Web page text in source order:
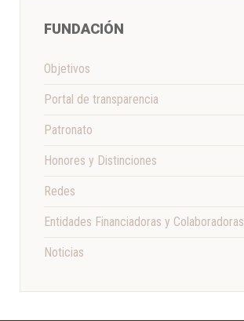
FUNDACIÓN
Objetivos
Portal de transparencia
Patronato
Honores y Distinciones
Redes
Entidades Financiadoras y Colaboradoras
Noticias